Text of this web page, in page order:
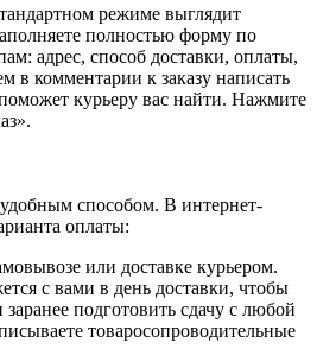
режиме выглядит
полностью форму по
адрес, способ доставки, оплаты,
в комментарии к заказу написать
курьеру вас найти. Нажмите
способом. В интернет-
оплаты:
или доставке курьером.
с вами в день доставки, чтобы
подготовить сдачу с любой
товаросопроводительные